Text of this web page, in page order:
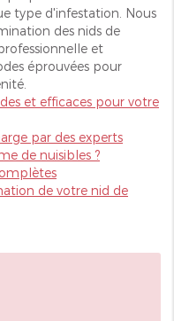
type d'infestation. Nous
des nids de
et
éprouvées pour
et efficaces pour votre
par des experts
de nuisibles ?
de votre nid de